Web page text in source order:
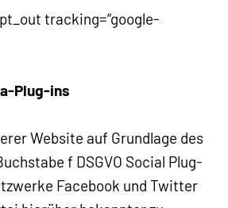
tracking=“google-
Plug-ins
Website auf Grundlage des
f DSGVO Social Plug-
Facebook und Twitter